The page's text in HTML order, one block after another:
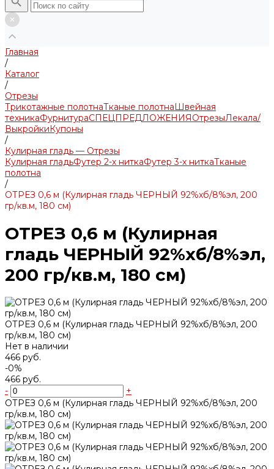
Главная
/
Каталог
/
Отрезы
Трикотажные полотнаТканые полотнаШвейная
техникаФурнитураСПЕЦПРЕДЛОЖЕНИЯОтрезыЛекала/
ВыкройкиКупоны
/
Кулирная гладь — Отрезы
Кулирная гладьФутер 2-х ниткаФутер 3-х ниткаТканые
полотна
/
ОТРЕЗ 0,6 м (Кулирная гладь ЧЕРНЫЙ 92%хб/8%эл, 200
гр/кв.м, 180 см)
ОТРЕЗ 0,6 м (Кулирная
гладь ЧЕРНЫЙ 92%хб/8%эл,
200 гр/кв.м, 180 см)
ОТРЕЗ 0,6 м (Кулирная гладь ЧЕРНЫЙ 92%хб/8%эл, 200
гр/кв.м, 180 см)
Нет в наличии
466 руб.
-0%
466 руб.
-
+
ОТРЕЗ 0,6 м (Кулирная гладь ЧЕРНЫЙ 92%хб/8%эл, 200
гр/кв.м, 180 см)